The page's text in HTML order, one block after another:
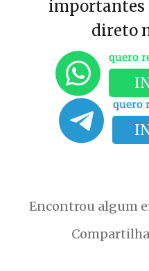
importantes
direto
quero
quero
Encontrou algum